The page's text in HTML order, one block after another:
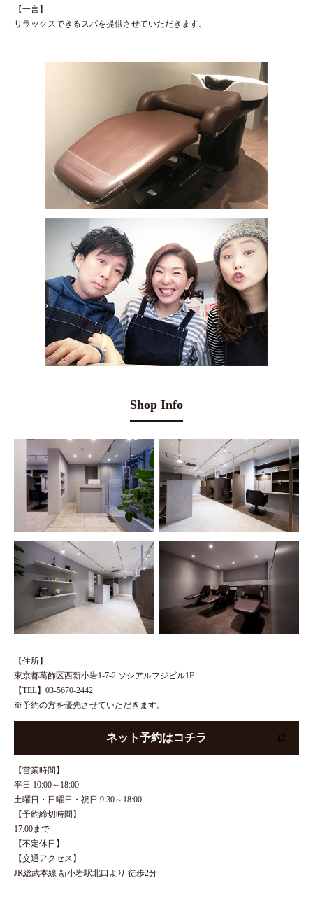
【一言】
リラックスできるスパを提供させていただきます。
Shop Info
【住所】
東京都葛飾区西新小岩1-7-2 ソシアルフジビル1F
【TEL】03-5670-2442
※予約の方を優先させていただきます。
ネット予約はコチラ
【営業時間】
平日 10:00～18:00
土曜日・日曜日・祝日 9:30～18:00
【予約締切時間】
17:00まで
【不定休日】
【交通アクセス】
JR総武本線 新小岩駅北口より 徒歩2分